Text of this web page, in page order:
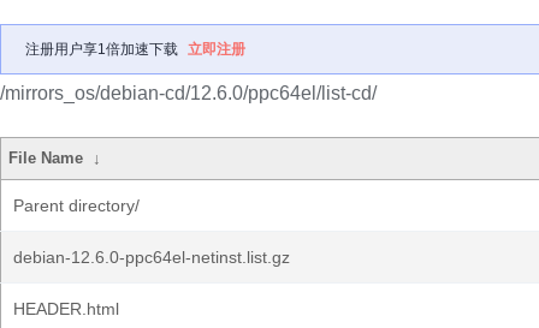
注册用户享1倍加速下载 立即注册
/mirrors_os/debian-cd/12.6.0/ppc64el/list-cd/
File Name ↓
Parent directory/
debian-12.6.0-ppc64el-netinst.list.gz
HEADER.html